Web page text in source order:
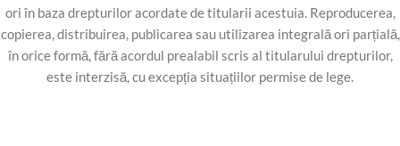
ori în baza drepturilor acordate de titularii acestuia. Reproducerea,
copierea, distribuirea, publicarea sau utilizarea integrală ori parțială,
în orice formă, fără acordul prealabil scris al titularului drepturilor,
este interzisă, cu excepția situațiilor permise de lege.